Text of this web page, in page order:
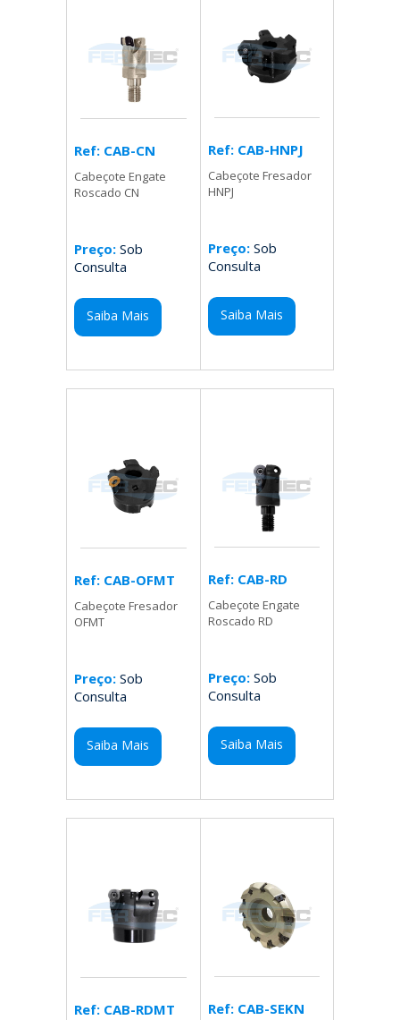
Ref: CAB-CN
Cabeçote Engate
Roscado CN
Preço: Sob
Consulta
Saiba Mais
Ref: CAB-HNPJ
Cabeçote Fresador
HNPJ
Preço:Sob
Consulta
Saiba Mais
Ref: CAB-OFMT
Cabeçote Fresador
OFMT
Preço: Sob
Consulta
Saiba Mais
Ref: CAB-RD
Cabeçote Engate
Roscado RD
Preço:Sob
Consulta
Saiba Mais
Ref: CAB-RDMT Ref: CAB-SEKN